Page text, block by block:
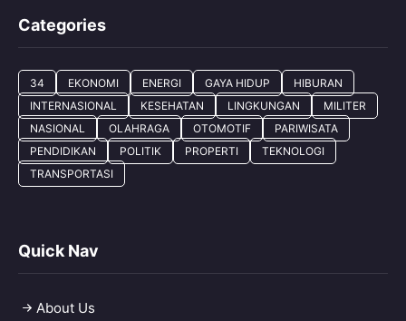
Categories
34 EKONOMI ENERGI GAYA HIDUP
HIBURAN
INTERNASIONAL
KESEHATAN LINGKUNGAN
MILITER
NASIONAL
OLAHRAGA OTOMOTIF
PARIWISATA
PENDIDIKAN
POLITIK PROPERTI
TEKNOLOGI
TRANSPORTASI
Quick Nav
About Us